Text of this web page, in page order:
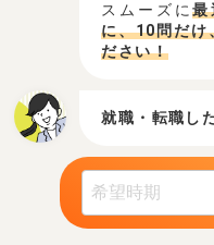
スムーズに最
に、10問だけ
ださい！
就職・転職し